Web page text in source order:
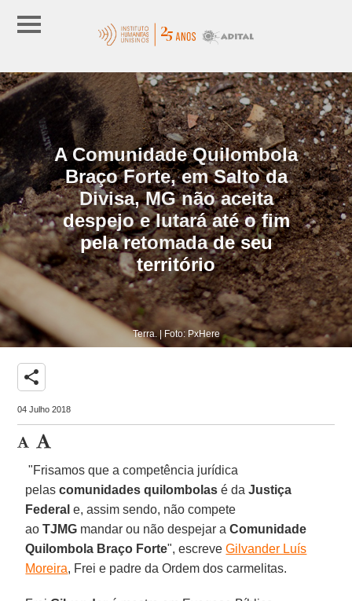
A Comunidade Quilombola
Braço Forte, em Salto da
Divisa, MG não aceita
despejo e lutará até o fim
pela retomada de seu
território
Terra. | Foto: PxHere
share
04 Julho 2018
"Frisamos que a competência jurídica
pelascomunidades quilombolas é daJustiça
Federal e, assim sendo, não compete
aoTJMG mandar ou não despejar aComunidade
Quilombola Braço Forte", escreveGilvander Luís
Moreira, Frei e padre da Ordem dos carmelitas.